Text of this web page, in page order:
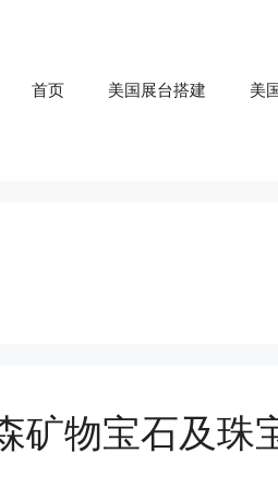
首页 美国展台搭建 美
矿物宝石及珠